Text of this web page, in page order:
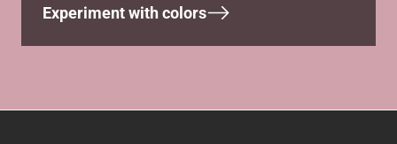
Experiment with colors